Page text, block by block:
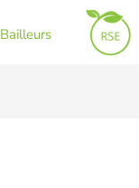
Bailleurs